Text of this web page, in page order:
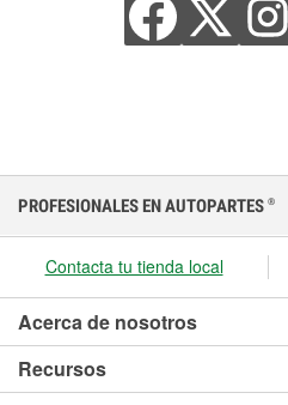
PROFESIONALES EN AUTOPARTES ®
Contacta tu tienda local
Acerca de nosotros
Recursos